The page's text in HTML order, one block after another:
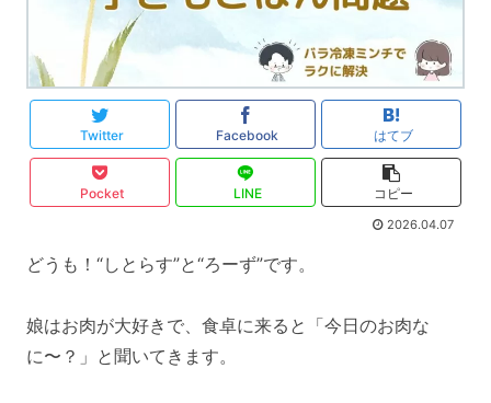
Twitter Facebook はてブ
Pocket LINE コピー
2026.04.07
どうも！“しとらす”と“ろーず”です。
娘はお肉が大好きで、食卓に来ると「今日のお肉な
に〜？」と聞いてきます。